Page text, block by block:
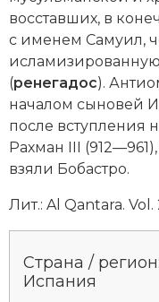
Новая история
Новейшая
Нумизматика
Образование
Общественные
Политическая
Религия и церковь
восставших, в
с именем Самуил,
исламизированную
(ренегадос).
началом сыновей
после вступления
Рахман III
взяли Бобастро.
Лит.: Al Qantara.
Страна / регион:
Испания